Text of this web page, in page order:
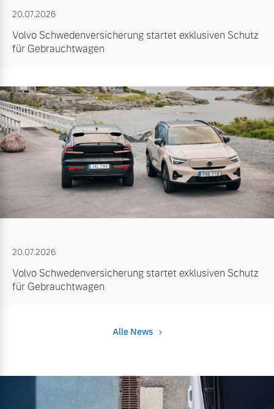
20.07.2026
Volvo Schwedenversicherung startet exklusiven Schutz
für Gebrauchtwagen
20.07.2026
Volvo Schwedenversicherung startet exklusiven Schutz
für Gebrauchtwagen
Alle News